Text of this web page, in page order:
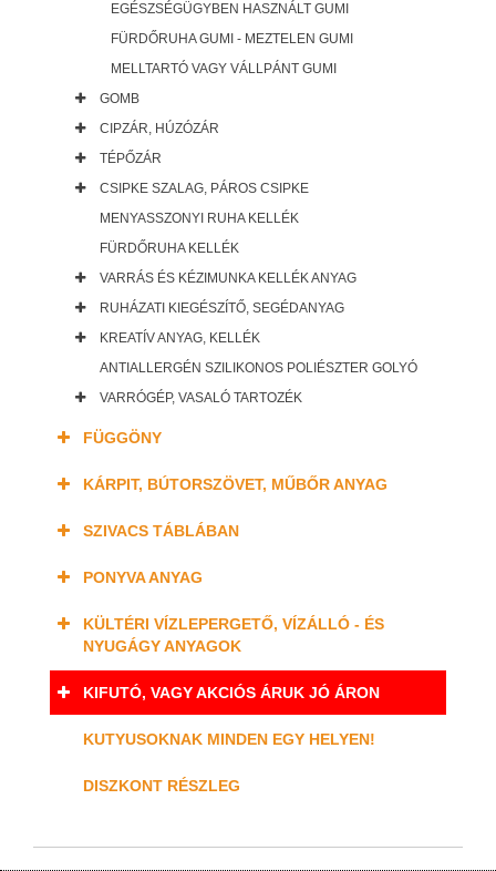
EGÉSZSÉGÜGYBEN HASZNÁLT GUMI
FÜRDŐRUHA GUMI - MEZTELEN GUMI
MELLTARTÓ VAGY VÁLLPÁNT GUMI
GOMB
CIPZÁR, HÚZÓZÁR
TÉPŐZÁR
CSIPKE SZALAG, PÁROS CSIPKE
MENYASSZONYI RUHA KELLÉK
FÜRDŐRUHA KELLÉK
VARRÁS ÉS KÉZIMUNKA KELLÉK ANYAG
RUHÁZATI KIEGÉSZÍTŐ, SEGÉDANYAG
KREATÍV ANYAG, KELLÉK
ANTIALLERGÉN SZILIKONOS POLIÉSZTER GOLYÓ
VARRÓGÉP, VASALÓ TARTOZÉK
FÜGGÖNY
KÁRPIT, BÚTORSZÖVET, MŰBŐR ANYAG
SZIVACS TÁBLÁBAN
PONYVA ANYAG
KÜLTÉRI VÍZLEPERGETŐ, VÍZÁLLÓ - ÉS
NYUGÁGY ANYAGOK
KIFUTÓ, VAGY AKCIÓS ÁRUK JÓ ÁRON
KUTYUSOKNAK MINDEN EGY HELYEN!
DISZKONT RÉSZLEG